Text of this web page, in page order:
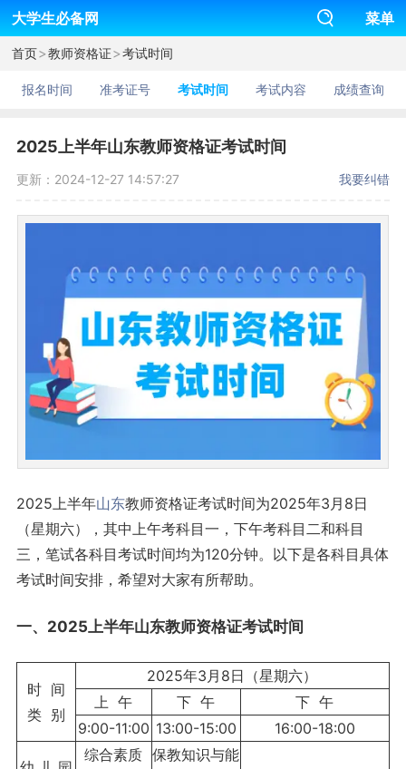
大学生必备网 菜单
首页>教师资格证>考试时间
报名时间 准考证号 考试时间 考试内容 成绩查询
2025上半年山东教师资格证考试时间
更新：2024-12-27 14:57:27 我要纠错
2025上半年山东教师资格证考试时间为2025年3月8日
（星期六），其中上午考科目一，下午考科目二和科目
三，笔试各科目考试时间均为120分钟。以下是各科目具体
考试时间安排，希望对大家有所帮助。
一、2025上半年山东教师资格证考试时间
时 间
类 别
2025年3月8日（星期六）
上 午
下 午
下 午
9:00-11:00 13:00-15:00 16:00-18:00
综合素质 保教知识与能